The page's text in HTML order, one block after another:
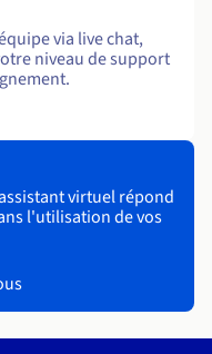
via live chat,
niveau de support
virtuel répond
l'utilisation de vos